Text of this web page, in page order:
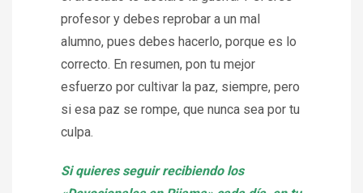
profesor y debes reprobar a un mal
alumno, pues debes hacerlo, porque es lo
correcto. En resumen, pon tu mejor
esfuerzo por cultivar la paz, siempre, pero
si esa paz se rompe, que nunca sea por tu
culpa.
Si quieres seguir recibiendo los